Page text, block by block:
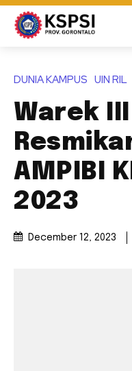
DUNIA KAMPUS UIN RIL
Warek III
AMPIBI
2023
December 12, 2023